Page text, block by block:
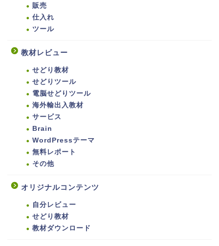
販売
仕入れ
ツール
教材レビュー
せどり教材
せどりツール
電脳せどりツール
海外輸出入教材
サービス
Brain
WordPressテーマ
無料レポート
その他
オリジナルコンテンツ
自分レビュー
せどり教材
教材ダウンロード